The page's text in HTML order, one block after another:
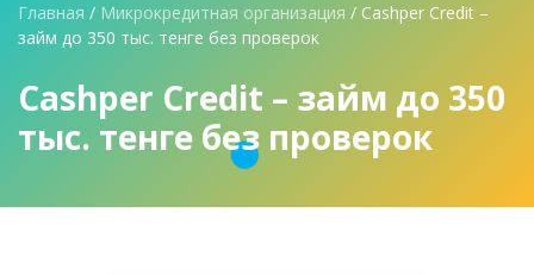
Главная / Микрокредитная организация / Cashper Credit –
займ до 350 тыс. тенге без проверок
Cashper Credit – займ до 350
тыс. тенге без проверок